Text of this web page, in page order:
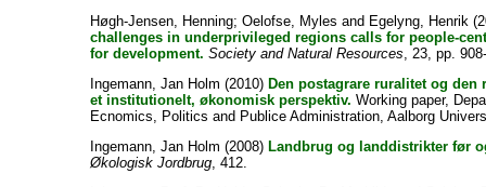
Høgh-Jensen, Henning;Oelofse, Myles and Egelyng, Henrik
challenges in underprivileged regions calls for people-
for development. Society and Natural Resources, 23, pp.
Ingemann, Jan Holm (2010) Den postagrare ruralitet og den
et institutionelt, økonomisk perspektiv. Working paper,
Ecnomics, Politics and Publice Administration, Aalborg
Ingemann, Jan Holm (2008) Landbrug og landdistrikter før
Økologisk Jordbrug, 412.